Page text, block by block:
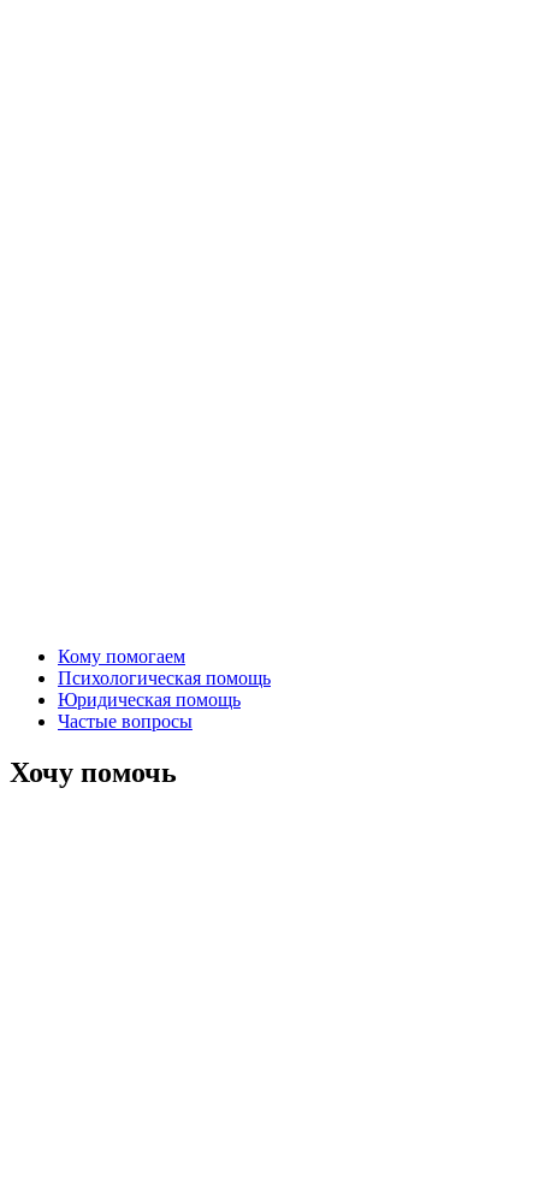
Кому помогаем
Психологическая помощь
Юридическая помощь
Частые вопросы
Хочу помочь